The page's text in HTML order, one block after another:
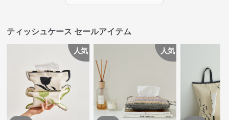
ティッシュケース セールアイテム
人気 人気